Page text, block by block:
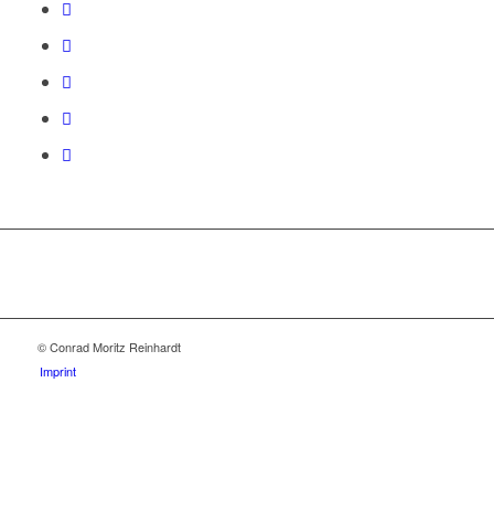
© Conrad Moritz Reinhardt
Imprint